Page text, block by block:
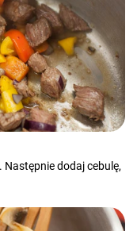
Następnie dodaj cebulę,